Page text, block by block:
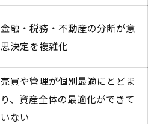
金融・税務・不動産の分断が意
思決定を複雑化
売買や管理が個別最適にとどま
り、資産全体の最適化ができて
いない